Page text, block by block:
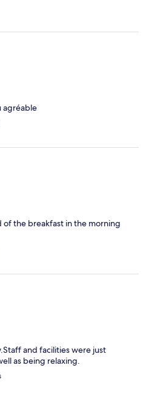
agréable
of the breakfast in the morning
and facilities were just
as being relaxing.